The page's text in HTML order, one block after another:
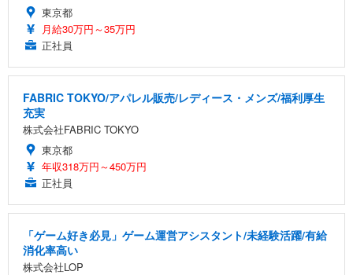
東京都
月給30万円～35万円
正社員
FABRIC TOKYO/アパレル販売/レディース・メンズ/福利厚生
充実
株式会社FABRIC TOKYO
東京都
年収318万円～450万円
正社員
「ゲーム好き必見」ゲーム運営アシスタント/未経験活躍/有給
消化率高い
株式会社LOP